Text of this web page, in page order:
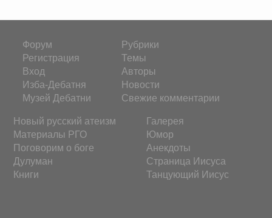
Форум
Регистрация
Вход
Изба-Дебатня
Музей Дебатни
Рубрики
Темы
Авторы
Новости
Свежие комментарии
Новый русский атеизм
Материалы РГО
Поговорим о боге
Дулуман
Книги
Галерея
Юмор
Анекдоты
Страница Иисуса
Танцующий Иисус